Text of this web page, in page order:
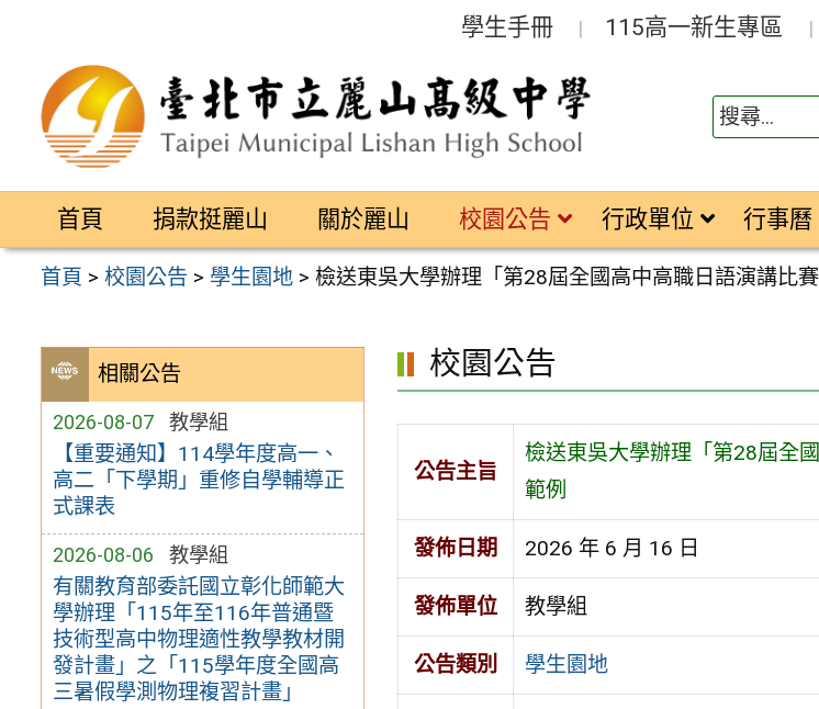
區
學生手冊 115高一新生專區
首頁 捐款挺麗山 關於麗山 校園公告 行政單位 行事曆
首頁 >校園公告 > 學生園地 >檢送東吳大學辦理「第28屆全國高中高職日語演講比
相關公告
2026-08-07 教學組
【重要通知】114學年度高一、
高二「下學期」重修自學輔導正
式課表
2026-08-06 教學組
有關教育部委託國立彰化師範大
學辦理「115年至116年普通暨
技術型高中物理適性教學教材開
發計畫」之「115學年度全國高
三暑假學測物理複習計畫」
校園公告
公告主旨
檢送東吳大學辦理「第28屆全
範例
發佈日期 2026 年 6 月 16 日
發佈單位 教學組
公告類別 學生園地